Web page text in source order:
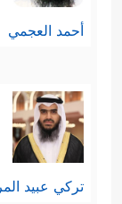
أحمد العجمي
تركي عبيد